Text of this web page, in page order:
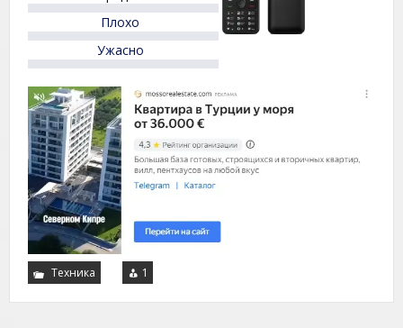
Плохо
Ужасно
Техника 1